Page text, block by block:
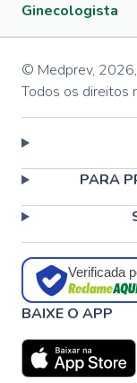
Ginecologista
© Medprev, 2026,
Todos os direitos
PARA
Verificada
BAIXE O APP